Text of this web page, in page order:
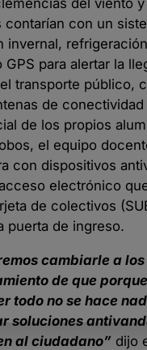
del viento
contarían con un
invernal,
GPS para alertar la
transporte público,
de
de los propios
el equipo
con dispositivos
electrónico
de colectivos
puerta de ingreso.
cambiarle a
de que
todo no se hace
soluciones
al ciudadano” dijo